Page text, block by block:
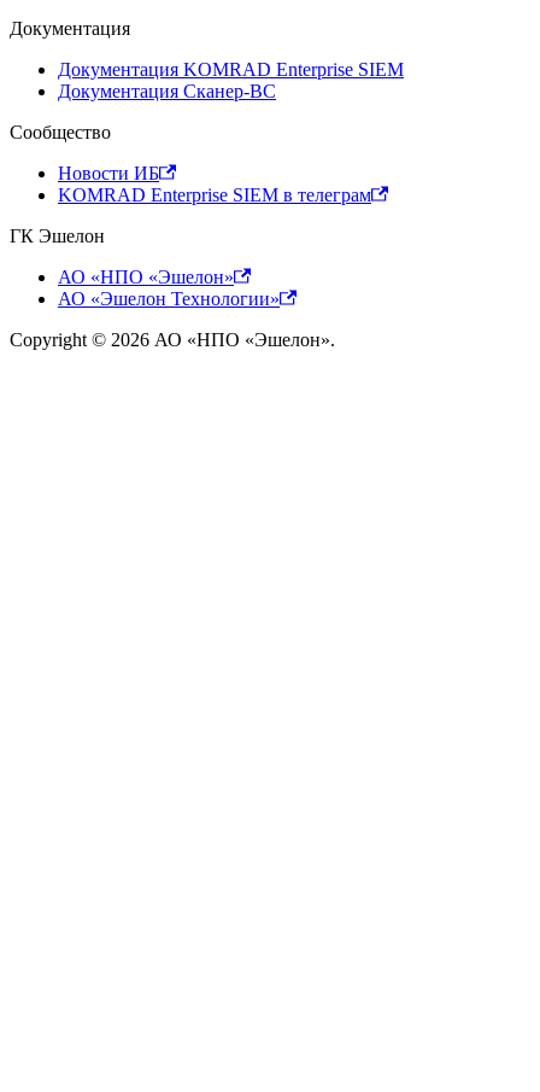
Документация
Документация KOMRAD Enterprise SIEM
Документация Сканер-ВС
Сообщество
Новости ИБ
KOMRAD Enterprise SIEM в телеграм
ГК Эшелон
АО «НПО «Эшелон»
АО «Эшелон Технологии»
Copyright © 2026 АО «НПО «Эшелон».